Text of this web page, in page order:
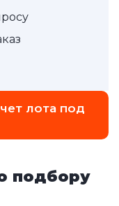
лота под
подбору